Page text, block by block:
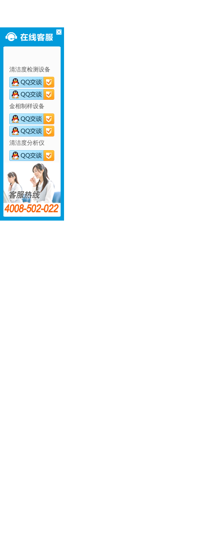
清洁度检测设备
金相制样设备
清洁度分析仪